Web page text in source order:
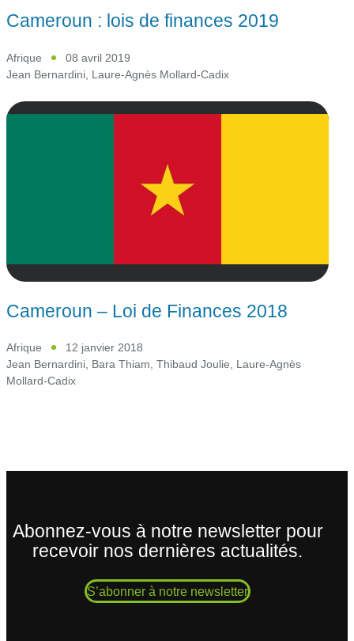
Cameroun : lois de finances 2019
Afrique
08 avril 2019
Jean Bernardini Laure-Agnès Mollard-Cadix
Cameroun – Loi de Finances 2018
Afrique
12 janvier 2018
Jean Bernardini, Bara Thiam, Thibaud Joulie, Laure-Agnès
Mollard-Cadix
Abonnez-vous à notre newsletter pour
recevoir nos dernières actualités.
S’abonner à notre newsletter